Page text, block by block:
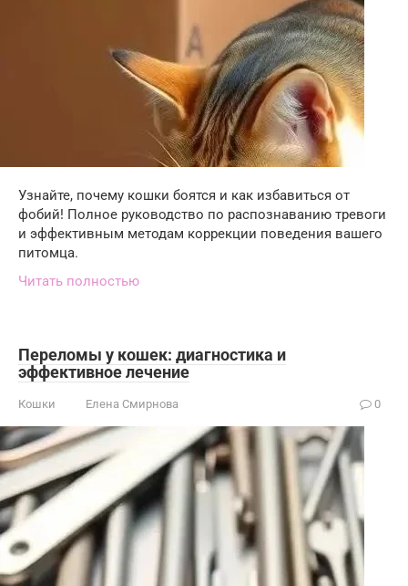
Узнайте, почему кошки боятся и как избавиться от
фобий! Полное руководство по распознаванию тревоги
и эффективным методам коррекции поведения вашего
питомца.
Читать полностью
Переломы у кошек: диагностика и
эффективное лечение
Кошки Елена Смирнова 0